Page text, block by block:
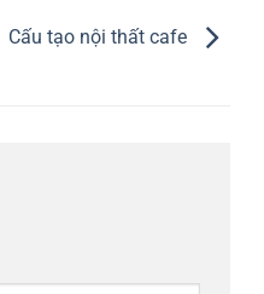
Cấu tạo nội thất cafe